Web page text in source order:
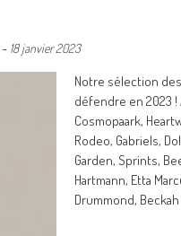
- 18 janvier 2023
Notre sélection
défendre en 2023 !
Cosmopaark,
Rodeo, Gabriels,
Garden, Sprints,
Hartmann, Etta
Drummond,